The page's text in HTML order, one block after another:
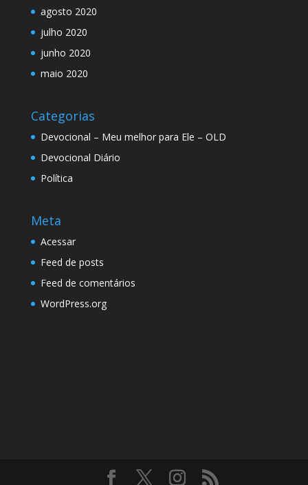
agosto 2020
julho 2020
junho 2020
maio 2020
Categorias
Devocional – Meu melhor para Ele – OLD
Devocional Diário
Política
Meta
Acessar
Feed de posts
Feed de comentários
WordPress.org